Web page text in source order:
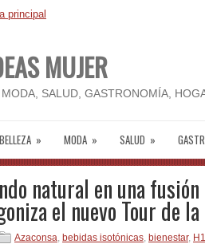
principal
MUJER
SALUD, GASTRONOMÍA,
BELLEZA » MODA » SALUD »
natural en una
el nuevo Tour de
Azaconsa, bebidas isotónicas, bienestar,